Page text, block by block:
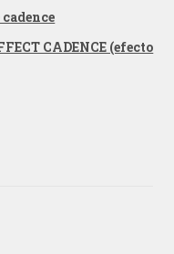
CADENCE (efecto